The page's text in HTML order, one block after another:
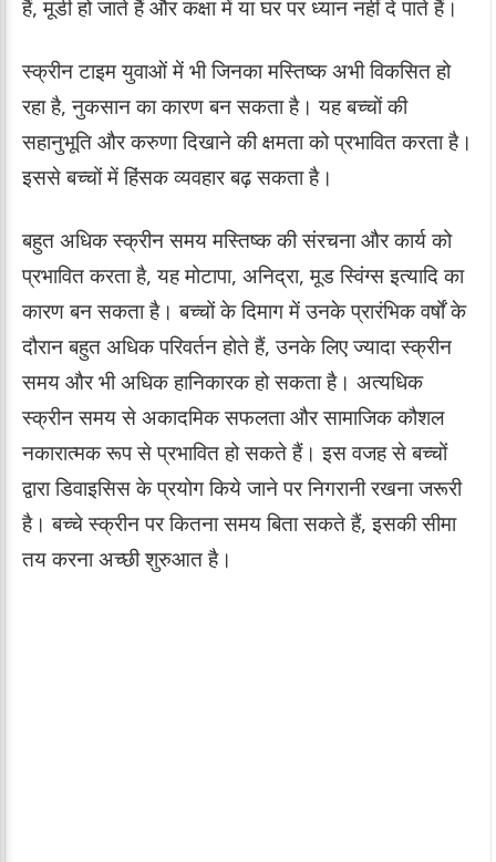
हैं, मूडी हो जाते हैं और कक्षा में या घर पर ध्यान नहीं दे पाते हैं।
स्क्रीन टाइम युवाओं में भी जिनका मस्तिष्क अभी विकसित हो
रहा है, नुकसान का कारण बन सकता है। यह बच्चों की
सहानुभूति और करुणा दिखाने की क्षमता को प्रभावित करता है।
इससे बच्चों में हिंसक व्यवहार बढ़ सकता है।
बहुत अधिक स्क्रीन समय मस्तिष्क की संरचना और कार्य को
प्रभावित करता है, यह मोटापा, अनिद्रा, मूड स्विंग्स इत्यादि का
कारण बन सकता है। बच्चों के दिमाग में उनके प्रारंभिक वर्षों के
दौरान बहुत अधिक परिवर्तन होते हैं, उनके लिए ज्यादा स्क्रीन
समय और भी अधिक हानिकारक हो सकता है। अत्यधिक
स्क्रीन समय से अकादमिक सफलता और सामाजिक कौशल
नकारात्मक रूप से प्रभावित हो सकते हैं। इस वजह से बच्चों
द्वारा डिवाइसिस के प्रयोग किये जाने पर निगरानी रखना जरूरी
है। बच्चे स्क्रीन पर कितना समय बिता सकते हैं, इसकी सीमा
तय करना अच्छी शुरुआत है।